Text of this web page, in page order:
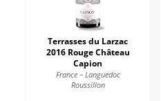
Terrasses du Larzac
2016 Rouge Château
Capion
France – Languedoc
Roussillon